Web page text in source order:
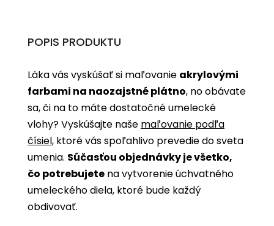
POPIS PRODUKTU
Láka vás vyskúšať si maľovanie akrylovými
farbami na naozajstné plátno, no obávate
sa, či na to máte dostatočné umelecké
vlohy? Vyskúšajte naše maľovanie podľa
čísiel, ktoré vás spoľahlivo prevedie do sveta
umenia. Súčasťou objednávky je všetko,
čo potrebujete na vytvorenie úchvatného
umeleckého diela, ktoré bude každý
obdivovať.